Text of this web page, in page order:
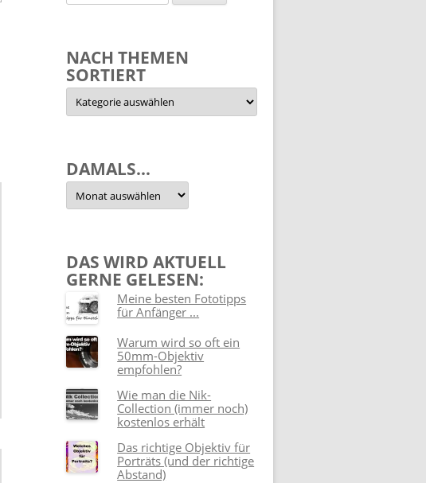
nach:
NACH THEMEN
SORTIERT
Nach
Themen
sortiert
DAMALS…
Damals…
DAS WIRD AKTUELL
GERNE GELESEN:
Meine besten Fototipps
für Anfänger ...
Warum wird so oft ein
50mm-Objektiv
empfohlen?
Wie man die Nik-
Collection (immer noch)
kostenlos erhält
Das richtige Objektiv für
Porträts (und der richtige
Abstand)